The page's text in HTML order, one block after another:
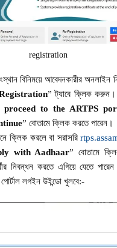
registration
বিনিময়ে আবেদনকারীর অনলাইন
” ট্যাবে ক্লিক করুন।
to the ARTPS
” বোতামে ক্লিক করতে পারেন।
ক্লিক করলে বা সরাসরি
with Aadhaar” বোতামে
নিবন্ধন করতে এগিয়ে যেতে
পোর্টাল লগইন উইন্ডো খুলবে:-